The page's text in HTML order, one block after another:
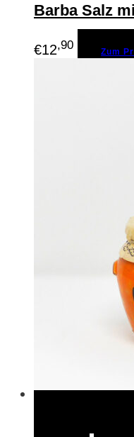
Barba Salz
€12,90 Zum